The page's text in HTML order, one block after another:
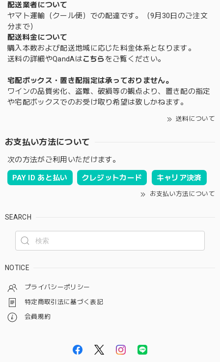
配送業者について
ヤマト運輸（クール便）での配達です。（9月30日のご注文
分まで）
配送料金について
購入本数および配送地域に応じた料金体系となります。
送料の詳細やQandAはこちら をご覧ください。
宅配ボックス・置き配指定は承っておりません。
ワインの品質劣化、盗難、破損等の観点より、置き配の指定
や宅配ボックスでのお受け取り希望は致しかねます。
送料について
お支払い方法について
次の方法がご利用いただけます。
PAY ID あと払い クレジットカード キャリア決済
お支払い方法について
SEARCH
NOTICE
プライバシーポリシー
特定商取引法に基づく表記
会員規約